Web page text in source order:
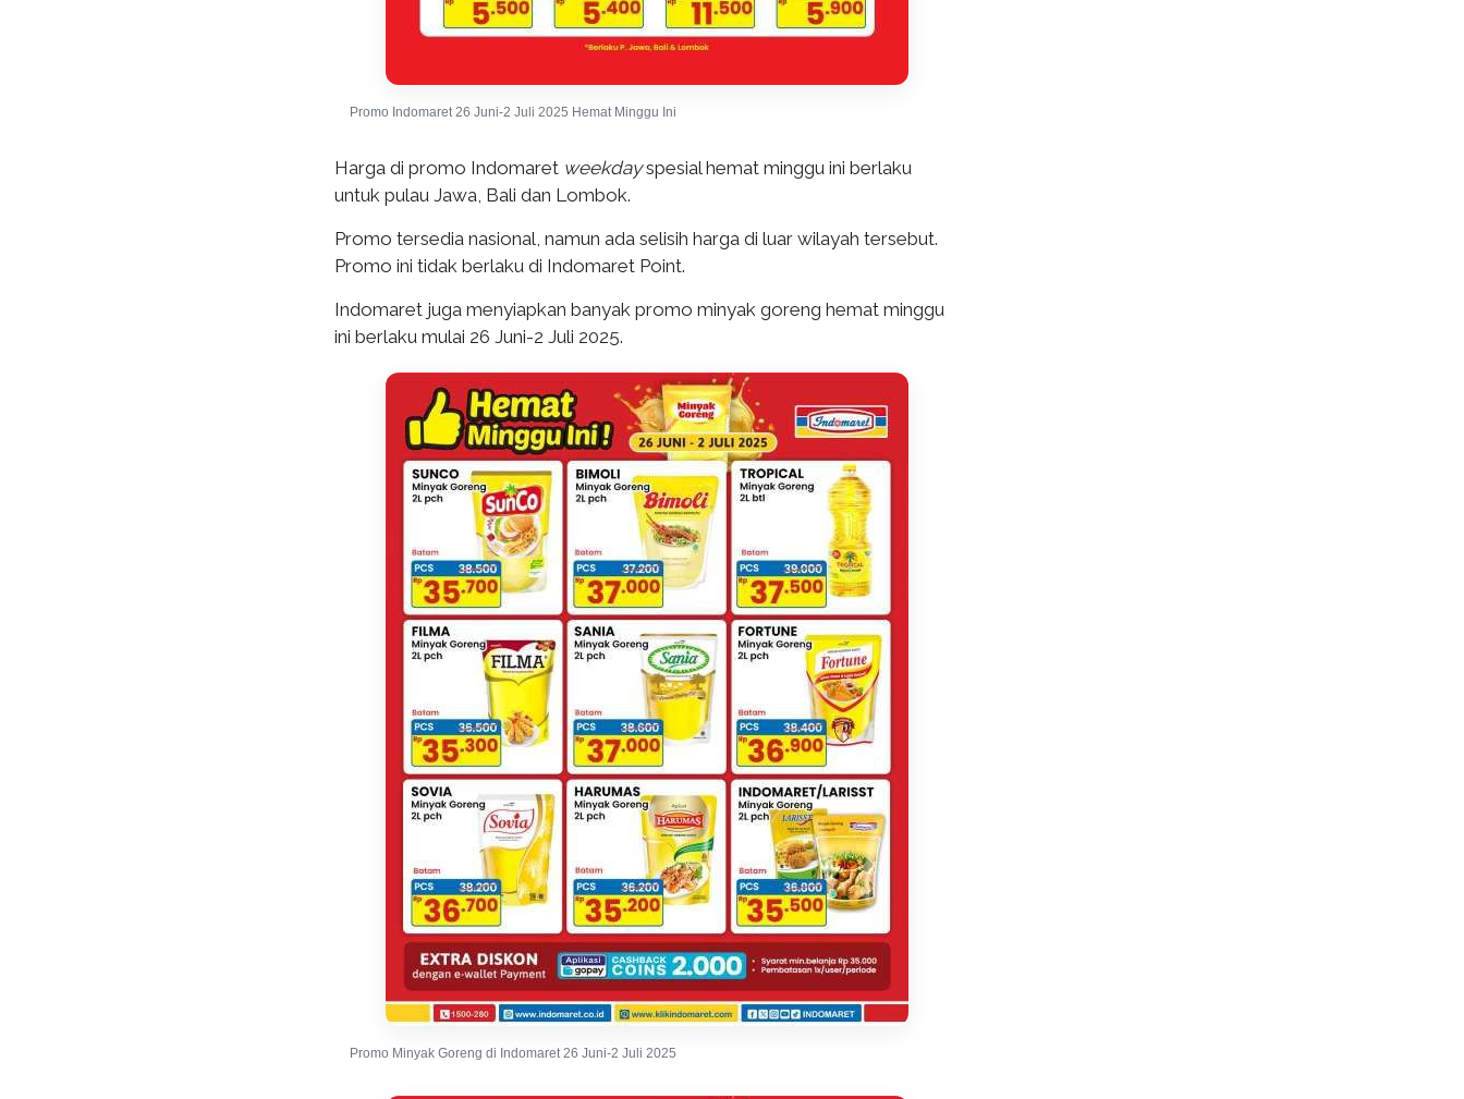
Promo Indomaret 26 Juni-2 Juli 2025 Hemat Minggu Ini
Harga di promo Indomaret weekdayspesial hemat minggu ini berlaku
untuk pulau Jawa, Bali dan Lombok.
Promo tersedia nasional, namun ada selisih harga di luar wilayah tersebut.
Promo ini tidak berlaku di Indomaret Point.
Indomaret juga menyiapkan banyak promo minyak goreng hemat minggu
ini berlaku mulai 26 Juni-2 Juli 2025.
Promo Minyak Goreng di Indomaret 26 Juni-2 Juli 2025